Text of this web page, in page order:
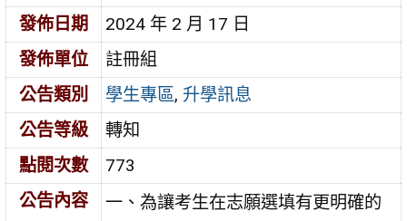
發佈日期
2024 年 2 月 17 日
發佈單位
註冊組
公告類別
學生專區, 升學訊息
公告等級
轉知
點閱次數
773
公告內容
一、為讓考生在志願選填有更明確的